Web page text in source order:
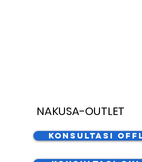
NAKUSA-OUTLET
Konsultasi